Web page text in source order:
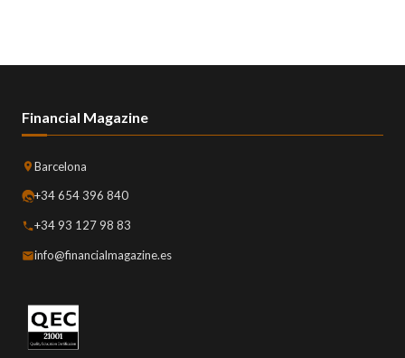
Financial Magazine
Barcelona
+34 654 396 840
+34 93 127 98 83
info@financialmagazine.es